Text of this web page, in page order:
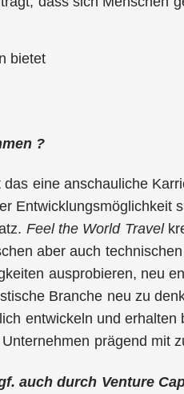
bietet
?
eine anschauliche
Entwicklungsmöglichkeit
Feel the World Travel
aber auch technischen
ausprobieren, neu
Branche neu zu
entwickeln und erhalten
prägend mit
auch durch Venture